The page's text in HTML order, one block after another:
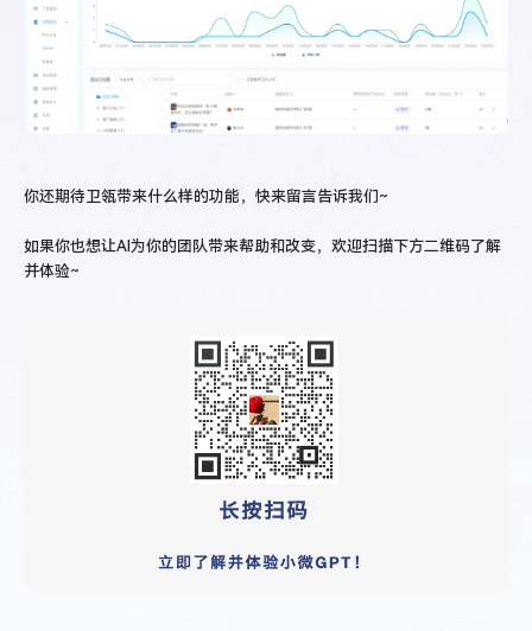
你还期待卫瓴带来什么样的功能，快来留言告诉我们~
如果你也想让AI为你的团队带来帮助和改变，欢迎扫描下方二维码了解
并体验~